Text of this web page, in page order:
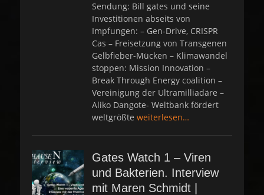
Sendung: Bill gates und seine
Investitionen abseits von
Impfungen: – Gen-Drive, CRISPR
Cas – Freisetzung von Transgenen
Gelbfieber-Mücken – Klimawandel
stoppen: Mission Innovation –
Break Through Energy coalition –
Vereinigung der Ultramilliadäre –
Aliko Dangote- Weltbank fördert
weltgrößte weiterlesen…
Gates Watch 1 – Viren
und Bakterien. Interview
mit Maren Schmidt |